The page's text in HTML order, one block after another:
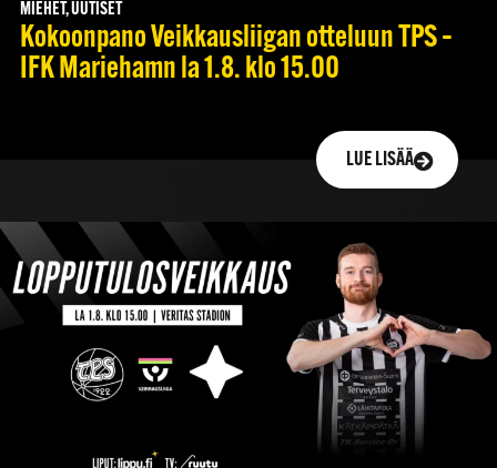
MIEHET, UUTISET
Kokoonpano Veikkausliigan otteluun TPS –
IFK Mariehamn la 1.8. klo 15.00
LUE LISÄÄ